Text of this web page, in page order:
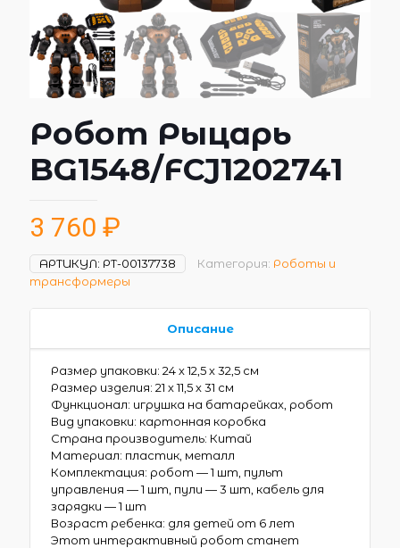
Робот Рыцарь
BG1548/FCJ1202741
3 760 ₽
АРТИКУЛ: РТ-00137738 Категория: Роботы и
трансформеры
Описание
Размер упаковки: 24 х 12,5 х 32,5 см
Размер изделия: 21 х 11,5 х 31 см
Функционал: игрушка на батарейках, робот
Вид упаковки: картонная коробка
Страна производитель: Китай
Материал: пластик, металл
Комплектация: робот — 1 шт, пульт
управления — 1 шт, пули — 3 шт, кабель для
зарядки — 1 шт
Возраст ребенка: для детей от 6 лет
Этот интерактивный робот станет